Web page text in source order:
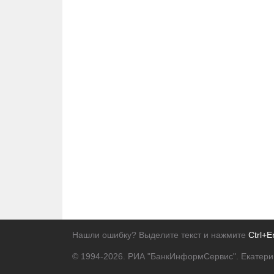
Нашли ошибку? Выделите текст и нажмите
© 1994-2026. РИА "БанкИнформСервис".